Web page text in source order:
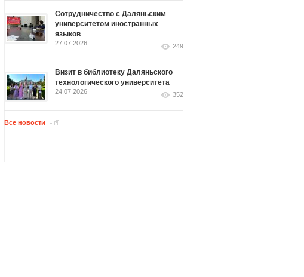
Сотрудничество с Даляньским
университетом иностранных
языков
27.07.2026 249
Визит в библиотеку Даляньского
технологического университета
24.07.2026 352
Все новости